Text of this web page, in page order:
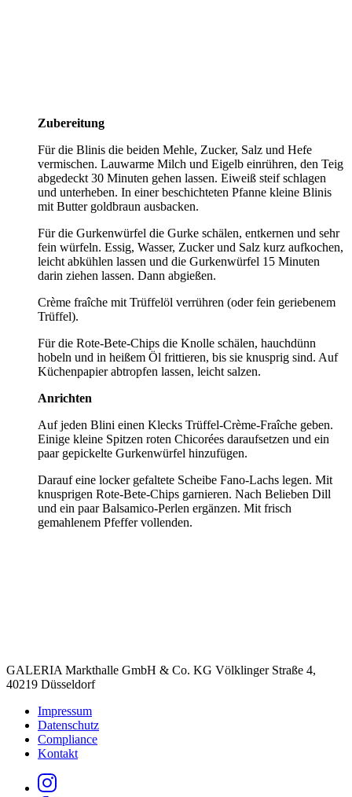
Zubereitung
Für die Blinis die beiden Mehle, Zucker, Salz und Hefe
vermischen. Lauwarme Milch und Eigelb einrühren, den Teig
abgedeckt 30 Minuten gehen lassen. Eiweiß steif schlagen
und unterheben. In einer beschichteten Pfanne kleine Blinis
mit Butter goldbraun ausbacken.
Für die Gurkenwürfel die Gurke schälen, entkernen und sehr
fein würfeln. Essig, Wasser, Zucker und Salz kurz aufkochen,
leicht abkühlen lassen und die Gurkenwürfel 15 Minuten
darin ziehen lassen. Dann abgießen.
Crème fraîche mit Trüffelöl verrühren (oder fein geriebenem
Trüffel).
Für die Rote-Bete-Chips die Knolle schälen, hauchdünn
hobeln und in heißem Öl frittieren, bis sie knusprig sind. Auf
Küchenpapier abtropfen lassen, leicht salzen.
Anrichten
Auf jeden Blini einen Klecks Trüffel-Crème-Fraîche geben.
Einige kleine Spitzen roten Chicorées daraufsetzen und ein
paar gepickelte Gurkenwürfel hinzufügen.
Darauf eine locker gefaltete Scheibe Fano-Lachs legen. Mit
knusprigen Rote-Bete-Chips garnieren. Nach Belieben Dill
und ein paar Balsamico-Perlen ergänzen. Mit frisch
gemahlenem Pfeffer vollenden.
GALERIA Markthalle GmbH & Co. KG Völklinger Straße 4,
40219 Düsseldorf
Impressum
Datenschutz
Compliance
Kontakt